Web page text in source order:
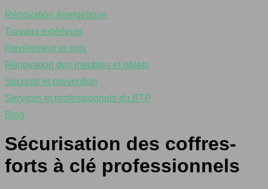
Rénovation énergétique
Travaux extérieurs
Revêtement et sols
Rénovation des meubles et objets
Sécurité et prévention
Services et professionnels du BTP
Blog
Sécurisation des coffres-
forts à clé professionnels